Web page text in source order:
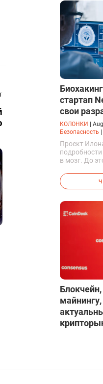
прямо на
стартап
свои
КОЛОНКИ
Безопасность
Проект
в мозг. До